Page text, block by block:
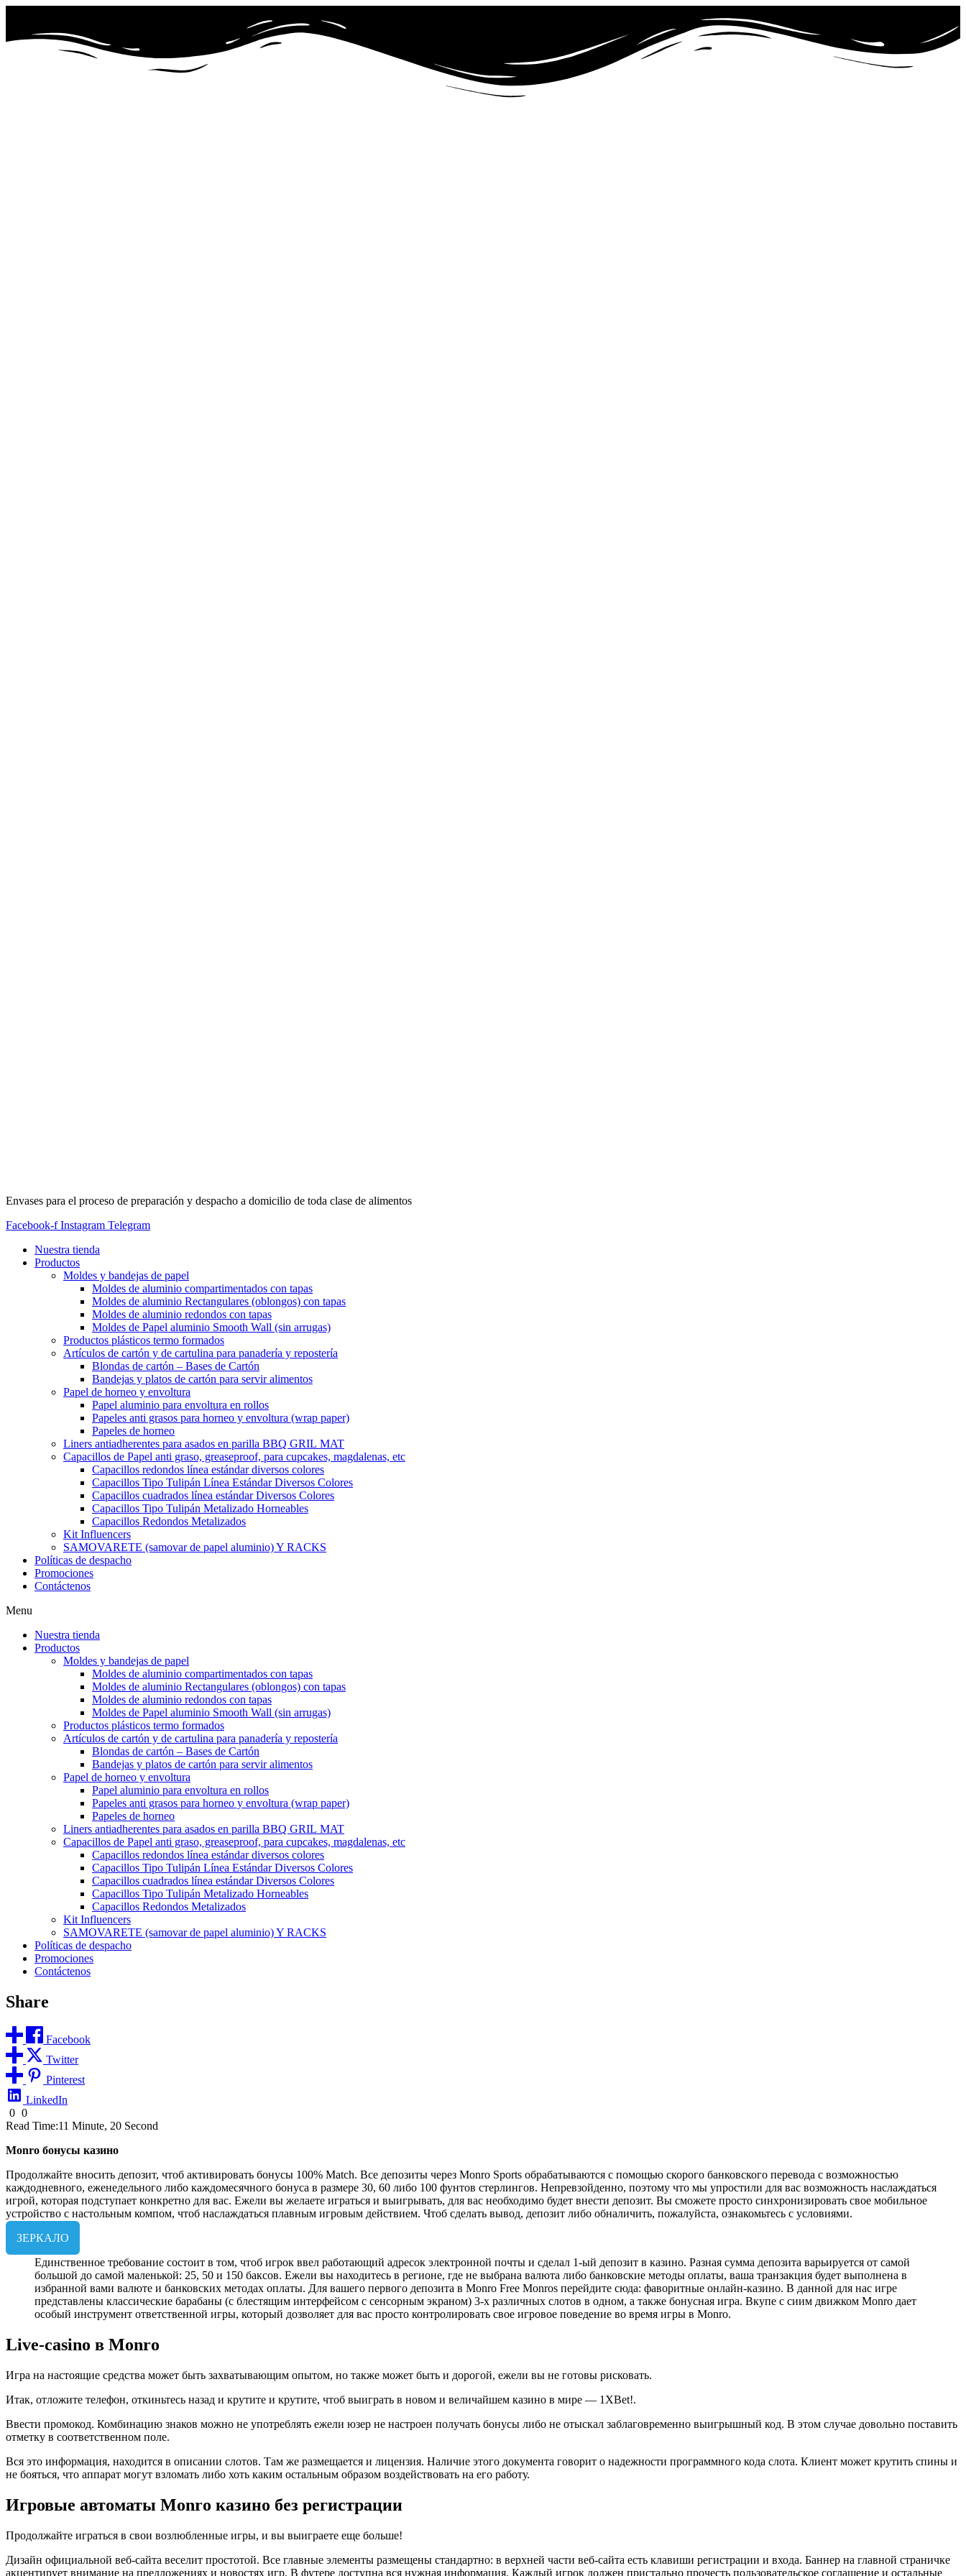
Envases para el proceso de preparación y despacho a domicilio de toda clase de alimentos
Facebook-f Instagram Telegram
Nuestra tienda
Productos
Moldes y bandejas de papel
Moldes de aluminio compartimentados con tapas
Moldes de aluminio Rectangulares (oblongos) con tapas
Moldes de aluminio redondos con tapas
Moldes de Papel aluminio Smooth Wall (sin arrugas)
Productos plásticos termo formados
Artículos de cartón y de cartulina para panadería y repostería
Blondas de cartón – Bases de Cartón
Bandejas y platos de cartón para servir alimentos
Papel de horneo y envoltura
Papel aluminio para envoltura en rollos
Papeles anti grasos para horneo y envoltura (wrap paper)
Papeles de horneo
Liners antiadherentes para asados en parilla BBQ GRIL MAT
Capacillos de Papel anti graso, greaseproof, para cupcakes, magdalenas, etc
Capacillos redondos línea estándar diversos colores
Capacillos Tipo Tulipán Línea Estándar Diversos Colores
Capacillos cuadrados línea estándar Diversos Colores
Capacillos Tipo Tulipán Metalizado Horneables
Capacillos Redondos Metalizados
Kit Influencers
SAMOVARETE (samovar de papel aluminio) Y RACKS
Políticas de despacho
Promociones
Contáctenos
Menu
Nuestra tienda
Productos
Moldes y bandejas de papel
Moldes de aluminio compartimentados con tapas
Moldes de aluminio Rectangulares (oblongos) con tapas
Moldes de aluminio redondos con tapas
Moldes de Papel aluminio Smooth Wall (sin arrugas)
Productos plásticos termo formados
Artículos de cartón y de cartulina para panadería y repostería
Blondas de cartón – Bases de Cartón
Bandejas y platos de cartón para servir alimentos
Papel de horneo y envoltura
Papel aluminio para envoltura en rollos
Papeles anti grasos para horneo y envoltura (wrap paper)
Papeles de horneo
Liners antiadherentes para asados en parilla BBQ GRIL MAT
Capacillos de Papel anti graso, greaseproof, para cupcakes, magdalenas, etc
Capacillos redondos línea estándar diversos colores
Capacillos Tipo Tulipán Línea Estándar Diversos Colores
Capacillos cuadrados línea estándar Diversos Colores
Capacillos Tipo Tulipán Metalizado Horneables
Capacillos Redondos Metalizados
Kit Influencers
SAMOVARETE (samovar de papel aluminio) Y RACKS
Políticas de despacho
Promociones
Contáctenos
Share
Facebook
Twitter
Pinterest
LinkedIn
0 0
Read Time:11 Minute, 20 Second
Monro бонусы казино
Продолжайте вносить депозит, чтоб активировать бонусы 100% Match. Все депозиты через Monro Sports обрабатываются с помощью скорого банковского перевода с возможностью
каждодневного, еженедельного либо каждомесячного бонуса в размере 30, 60 либо 100 фунтов стерлингов. Непревзойденно, поэтому что мы упростили для вас возможность наслаждаться
игрой, которая подступает конкретно для вас. Ежели вы желаете играться и выигрывать, для вас необходимо будет внести депозит. Вы сможете просто синхронизировать свое мобильное
устройство с настольным компом, чтоб наслаждаться плавным игровым действием. Чтоб сделать вывод, депозит либо обналичить, пожалуйста, ознакомьтесь с условиями.
ЗЕРКАЛО
Единственное требование состоит в том, чтоб игрок ввел работающий адресок электронной почты и сделал 1-ый депозит в казино. Разная сумма депозита варьируется от самой
большой до самой маленькой: 25, 50 и 150 баксов. Ежели вы находитесь в регионе, где не выбрана валюта либо банковские методы оплаты, ваша транзакция будет выполнена в
избранной вами валюте и банковских методах оплаты. Для вашего первого депозита в Monro Free Monros перейдите сюда: фаворитные онлайн-казино. В данной для нас игре
представлены классические барабаны (с блестящим интерфейсом с сенсорным экраном) 3-х различных слотов в одном, а также бонусная игра. Вкупе с сиим движком Monro дает
особый инструмент ответственной игры, который дозволяет для вас просто контролировать свое игровое поведение во время игры в Monro.
Live-casino в Monro
Игра на настоящие средства может быть захватывающим опытом, но также может быть и дорогой, ежели вы не готовы рисковать.
Итак, отложите телефон, откиньтесь назад и крутите и крутите, чтоб выиграть в новом и величайшем казино в мире — 1XBet!.
Ввести промокод. Комбинацию знаков можно не употреблять ежели юзер не настроен получать бонусы либо не отыскал заблаговременно выигрышный код. В этом случае довольно поставить
отметку в соответственном поле.
Вся это информация, находится в описании слотов. Там же размещается и лицензия. Наличие этого документа говорит о надежности программного кода слота. Клиент может крутить спины и
не бояться, что аппарат могут взломать либо хоть каким остальным образом воздействовать на его работу.
Игровые автоматы Monro казино без регистрации
Продолжайте играться в свои возлюбленные игры, и вы выиграете еще больше!
Дизайн официальной веб-сайта веселит простотой. Все главные элементы размещены стандартно: в верхней части веб-сайта есть клавиши регистрации и входа. Баннер на главной страничке
акцентирует внимание на предложениях и новостях игр. В футере доступна вся нужная информация. Каждый игрок должен пристально прочесть пользовательское соглашение и остальные